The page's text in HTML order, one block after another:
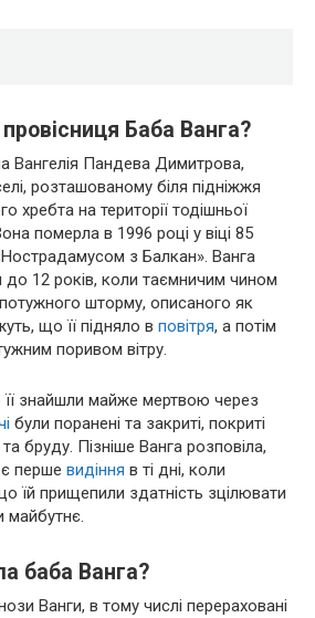
Баба Ванга?
Вангелія Пандева Димитрова,
розташованому біля підніжжя
хребта на території тодішньої
померла в 1996 році у віці 85
«Нострадамусом з Балкан». Ванга
до 12 років, коли таємничим чином
потужного шторму, описаного як
що її підняло в повітря, а потім
поривом вітру.
знайшли майже мертвою через
були поранені та закриті, покриті
бруду. Пізніше Ванга розповіла,
перше видіння в ті дні, коли
їй прищепили здатність зцілювати
майбутнє.
баба Ванга?
Ванги, в тому числі перераховані